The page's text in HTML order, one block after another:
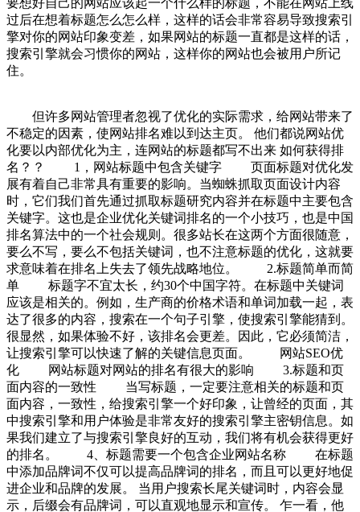
要想好自己的网站应该起一个什么样的标题，不能在网站上线
过后在想着标题怎么怎么样，这样的话会非常容易导致搜索引
擎对你的网站印象变差，如果网站的标题一直都是这样的话，
搜索引擎就会习惯你的网站，这样你的网站也会被用户所记
住。
但许多网站管理者忽视了优化的实际需求，给网站带来了
不稳定的因素，使网站排名难以到达主页。 他们都说网站优
化要以内部优化为主，连网站的标题都写不出来 如何获得排
名？？ 1，网站标题中包含关键字 页面标题对优化发
展有着自己非常具有重要的影响。当蜘蛛抓取页面设计内容
时，它们我们首先通过抓取标题研究内容并在标题中主要包含
关键字。这也是企业优化关键词排名的一个小技巧，也是中国
排名算法中的一个社会规则。很多站长在这两个方面很随意，
要么不写，要么不包括关键词，也不注意标题的优化，这就要
求意味着在排名上失去了领先战略地位。 2.标题简单而简
单 标题字不宜太长，约30个中国字符。在标题中关键词
应该是相关的。例如，生产商的价格术语和单词加载一起，表
达了很多的内容，搜索在一个句子引擎，使搜索引擎能猜到。
很显然，如果体验不好，该排名会更差。因此，它必须简洁，
让搜索引擎可以快速了解的关键信息页面。 网站SEO优
化 网站标题对网站的排名有很大的影响 3.标题和页
面内容的一致性 当写标题，一定要注意相关的标题和页
面内容，一致性，给搜索引擎一个好印象，让曾经的页面，其
中搜索引擎和用户体验是非常友好的搜索引擎主密钥信息。如
果我们建立了与搜索引擎良好的互动，我们将有机会获得更好
的排名。 4、标题需要一个包含企业网站名称 在标题
中添加品牌词不仅可以提高品牌词的排名，而且可以更好地促
进企业和品牌的发展。 当用户搜索长尾关键词时，内容会显
示，后缀会有品牌词，可以直观地显示和宣传。 乍一看，他